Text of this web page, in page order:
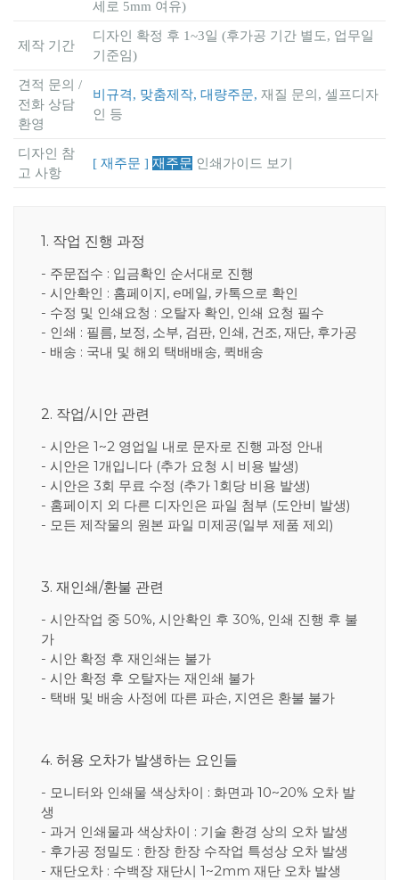
세로 5mm 여유)
제작 기간
디자인 확정 후 1~3일 (후가공 기간 별도, 업무일
기준임)
견적 문의 /
전화 상담
환영
비규격, 맞춤제작, 대량주문, 재질 문의, 셀프디자
인 등
디자인 참
고 사항
[ 재주문 ] 재주문 인쇄가이드 보기
1. 작업 진행 과정
- 주문접수 : 입금확인 순서대로 진행
- 시안확인 : 홈페이지, e메일, 카톡으로 확인
- 수정 및 인쇄요청 : 오탈자 확인, 인쇄 요청 필수
- 인쇄 : 필름, 보정, 소부, 검판, 인쇄, 건조, 재단, 후가공
- 배송 : 국내 및 해외 택배배송, 퀵배송
2. 작업/시안 관련
- 시안은 1~2 영업일 내로 문자로 진행 과정 안내
- 시안은 1개입니다 (추가 요청 시 비용 발생)
- 시안은 3회 무료 수정 (추가 1회당 비용 발생)
- 홈페이지 외 다른 디자인은 파일 첨부 (도안비 발생)
- 모든 제작물의 원본 파일 미제공(일부 제품 제외)
3. 재인쇄/환불 관련
- 시안작업 중 50%, 시안확인 후 30%, 인쇄 진행 후 불
가
- 시안 확정 후 재인쇄는 불가
- 시안 확정 후 오탈자는 재인쇄 불가
- 택배 및 배송 사정에 따른 파손, 지연은 환불 불가
4. 허용 오차가 발생하는 요인들
- 모니터와 인쇄물 색상차이 : 화면과 10~20% 오차 발
생
- 과거 인쇄물과 색상차이 : 기술 환경 상의 오차 발생
- 후가공 정밀도 : 한장 한장 수작업 특성상 오차 발생
- 재단오차 : 수백장 재단시 1~2mm 재단 오차 발생